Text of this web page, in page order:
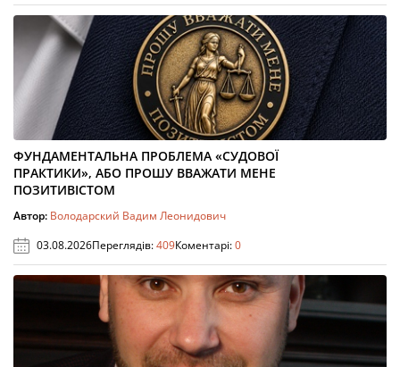
ФУНДАМЕНТАЛЬНА ПРОБЛЕМА «СУДОВОЇ
ПРАКТИКИ», АБО ПРОШУ ВВАЖАТИ МЕНЕ
ПОЗИТИВІСТОМ
Автор: Володарский Вадим Леонидович
03.08.2026Переглядів:409Коментарі:0